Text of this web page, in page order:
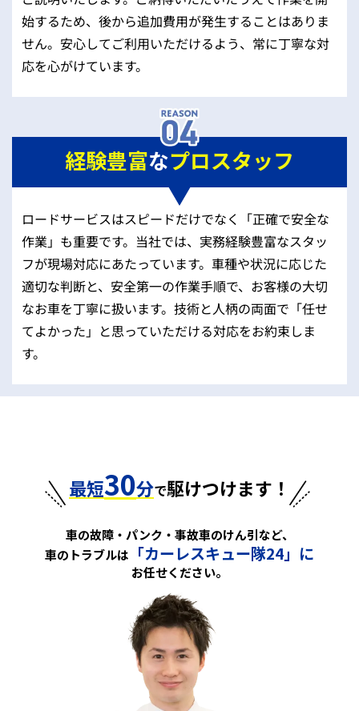
始するため、後から追加費用が発生することはありま
せん。安心してご利用いただけるよう、常に丁寧な対
応を心がけています。
経験豊富なプロスタッフ
ロードサービスはスピードだけでなく「正確で安全な
作業」も重要です。当社では、実務経験豊富なスタッ
フが現場対応にあたっています。車種や状況に応じた
適切な判断と、安全第一の作業手順で、お客様の大切
なお車を丁寧に扱います。技術と人柄の両面で「任せ
てよかった」と思っていただける対応をお約束しま
す。
最短30分で駆けつけます！
車の故障・パンク・事故車のけん引など、
車のトラブルは
「カーレスキュー隊24」に
お任せください。